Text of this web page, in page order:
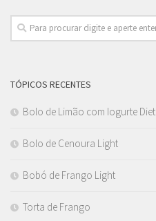
TÓPICOS RECENTES
Bolo de Limão com Iogurte Diet
Bolo de Cenoura Light
Bobó de Frango Light
Torta de Frango